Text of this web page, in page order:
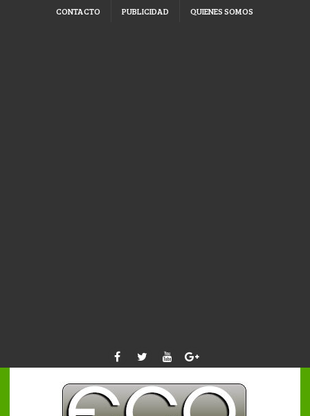
CONTACTO PUBLICIDAD QUIENES SOMOS